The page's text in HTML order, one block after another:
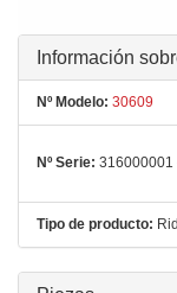
Información
Nº Modelo: 30609
Nº Serie: 316000001
Tipo de producto: